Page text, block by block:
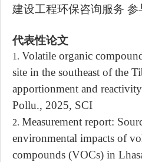
建设工程环保咨询服务 参
代表性论文
1. Volatile organic
site in the southeast of the
apportionment and
Pollu., 2025, SCI
2. Measurement report:
environmental impacts of
compounds (VOCs) in